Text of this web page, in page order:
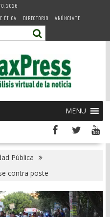
2026
ÉTICA DIRECTORIO ANÚNCIATE
MENU
Pública
contra poste